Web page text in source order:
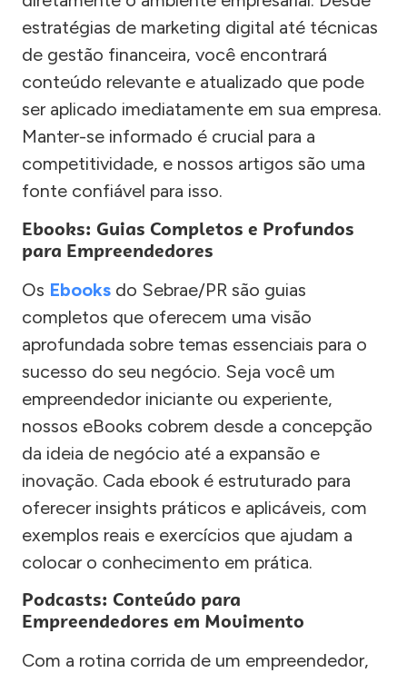
estratégias de marketing digital até técnicas
de gestão financeira, você encontrará
conteúdo relevante e atualizado que pode
ser aplicado imediatamente em sua empresa.
Manter-se informado é crucial para a
competitividade, e nossos artigos são uma
fonte confiável para isso.
Ebooks: Guias Completos e Profundos
para Empreendedores
Os Ebooks do Sebrae/PR são guias
completos que oferecem uma visão
aprofundada sobre temas essenciais para o
sucesso do seu negócio. Seja você um
empreendedor iniciante ou experiente,
nossos eBooks cobrem desde a concepção
da ideia de negócio até a expansão e
inovação. Cada ebook é estruturado para
oferecer insights práticos e aplicáveis, com
exemplos reais e exercícios que ajudam a
colocar o conhecimento em prática.
Podcasts: Conteúdo para
Empreendedores em Movimento
Com a rotina corrida de um empreendedor,